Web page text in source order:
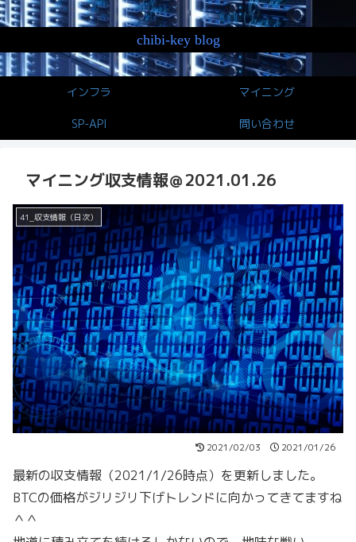
chibi-key blog
インフラ マイニング
SP-API 問い合わせ
マイニング収支情報＠2021.01.26
41_収支情報（日次）
2021/02/03 2021/01/26
最新の収支情報（2021/1/26時点）を更新しました。
BTCの価格がジリジリ下げトレンドに向かってきてますね
＾＾